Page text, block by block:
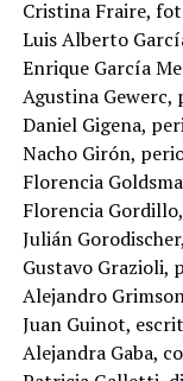
Cristina Fraire,
Luis Alberto
Enrique García
Agustina Gewerc,
Daniel Gigena,
Nacho Girón,
Florencia
Florencia
Julián
Gustavo Grazioli,
Alejandro
Juan Guinot,
Alejandra Gaba,